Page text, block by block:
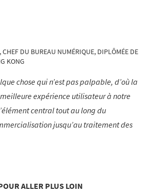
DU BUREAU NUMÉRIQUE, DIPLÔMÉE DE
KONG
chose qui n’est pas palpable, d’où la
expérience utilisateur à notre
central tout au long du
jusqu’au traitement des
ALLER PLUS LOIN